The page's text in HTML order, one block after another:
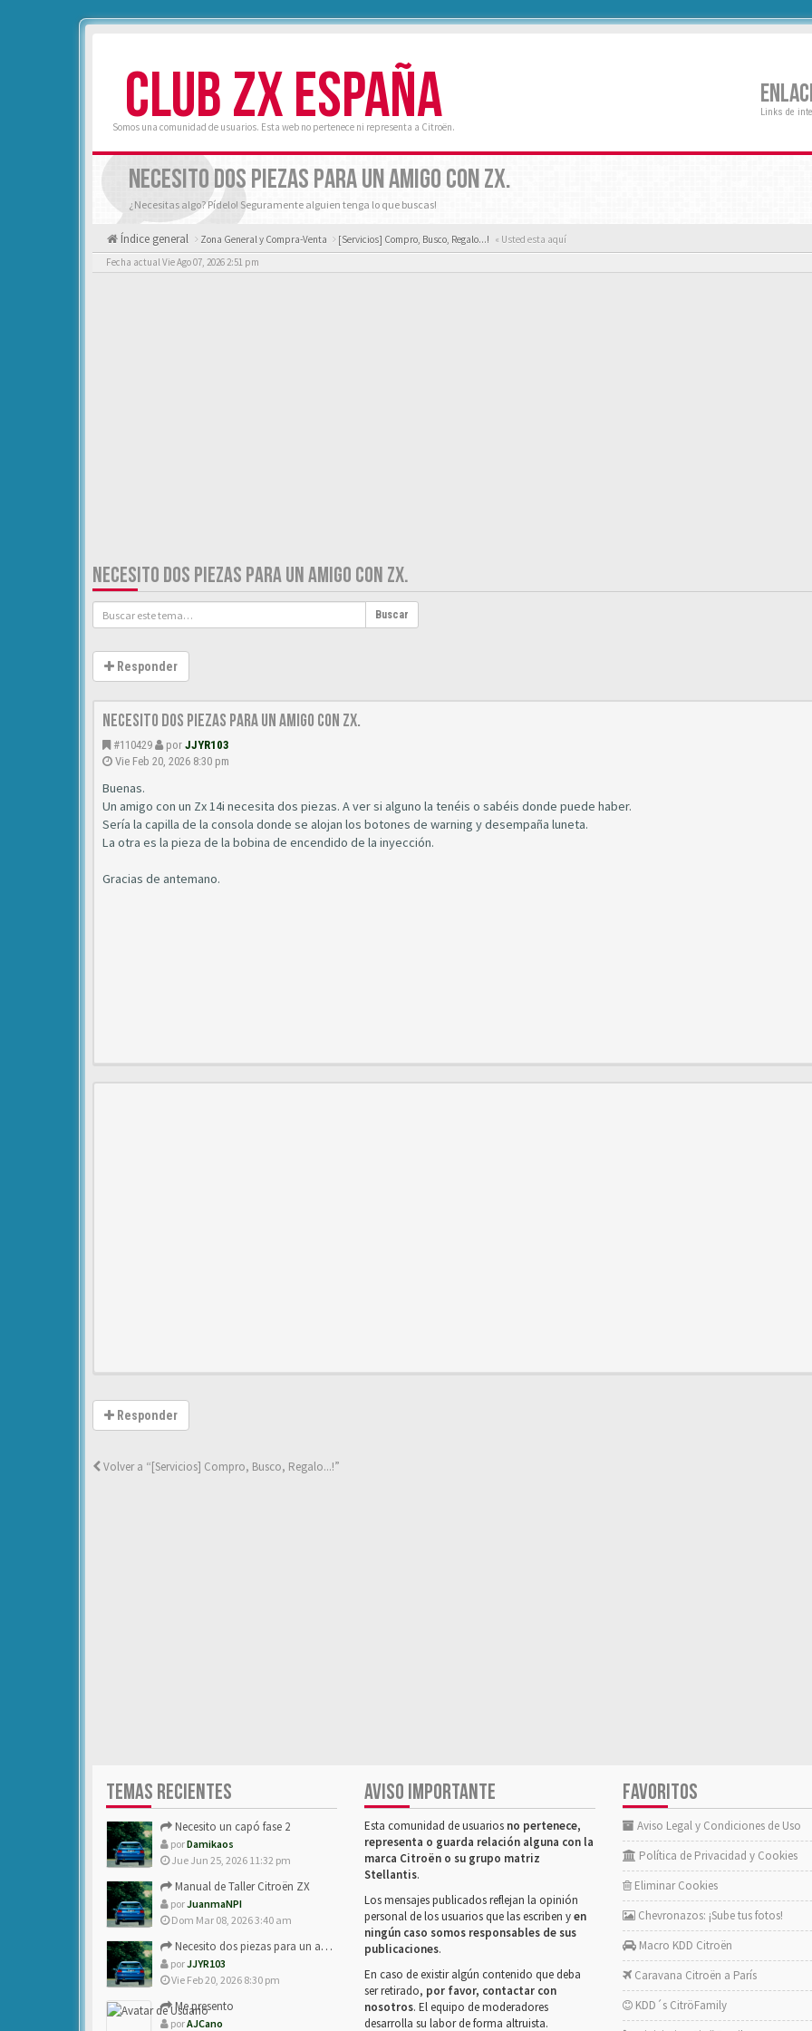
CLUB ZX ESPAÑA
Somos una comunidad de usuarios. Esta web no pertenece ni representa a Citroën.
Links de
NECESITO DOS PIEZAS PARA UN AMIGO CON ZX.
¿Necesitas algo? Pídelo! Seguramente alguien tenga lo que buscas!
Índice general Zona General y Compra-Venta [Servicios] Compro, Busco, Regalo...! « Usted esta aquí
Fecha actual Vie Ago 07, 2026 2:51 pm
NECESITO DOS PIEZAS PARA UN AMIGO CON ZX.
Buscar
Responder
Necesito dos piezas para un amigo con ZX.
#110429 por JJYR103
Vie Feb 20, 2026 8:30 pm
Buenas.
Un amigo con un Zx 14i necesita dos piezas. A ver si alguno la tenéis o sabéis donde puede haber.
Sería la capilla de la consola donde se alojan los botones de warning y desempaña luneta.
La otra es la pieza de la bobina de encendido de la inyección.
Gracias de antemano.
Responder
Volver a “[Servicios] Compro, Busco, Regalo...!”
TEMAS RECIENTES
Necesito un capó fase 2
porDamikaos
Jue Jun 25, 2026 11:32 pm
Manual de Taller Citroën ZX
porJuanmaNPI
Dom Mar 08, 2026 3:40 am
Necesito dos piezas para un amigo con ZX.
porJJYR103
Vie Feb 20, 2026 8:30 pm
Me presento
porAJCano
AVISO IMPORTANTE
Esta comunidad de usuarios no pertenece,
representa o guarda relación alguna con la
marca Citroën o su grupo matriz
Stellantis.
Los mensajes publicados reflejan la opinión
personal de los usuarios que las escriben yen
ningún caso somos responsables de sus
publicaciones.
En caso de existir algún contenido que deba
ser retirado, por favor, contactar con
nosotros. El equipo de moderadores
desarrolla su labor de forma altruista.
FAVORITOS
Aviso Legal y Condiciones de Uso
Política de Privacidad y Cookies
Eliminar Cookies
Chevronazos: ¡Sube tus fotos!
Macro KDD Citroën
Caravana Citroën a París
KDD´s CitröFamily